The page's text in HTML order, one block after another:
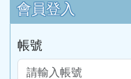
密碼